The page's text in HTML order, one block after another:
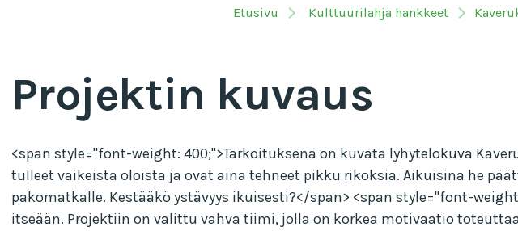
Etusivu Kulttuurilahja hankkeet
Projektin kuvaus
<span style="font-weight: 400;">Tarkoituksena on kuvata lyhytelokuva
tulleet vaikeista oloista ja ovat aina tehneet pikku rikoksia. Aikuisina he
pakomatkalle. Kestääkö ystävyys ikuisesti?</span> <span style="font-
itseään. Projektiin on valittu vahva tiimi, jolla on korkea motivaatio